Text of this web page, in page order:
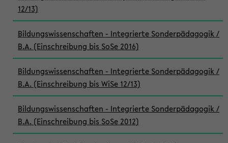
12/13)
Bildungswissenschaften - Integrierte Sonderpädagogik /
B.A. (Einschreibung bis SoSe 2016)
Bildungswissenschaften - Integrierte Sonderpädagogik /
B.A. (Einschreibung bis WiSe 12/13)
Bildungswissenschaften - Integrierte Sonderpädagogik /
B.A. (Einschreibung bis SoSe 2012)